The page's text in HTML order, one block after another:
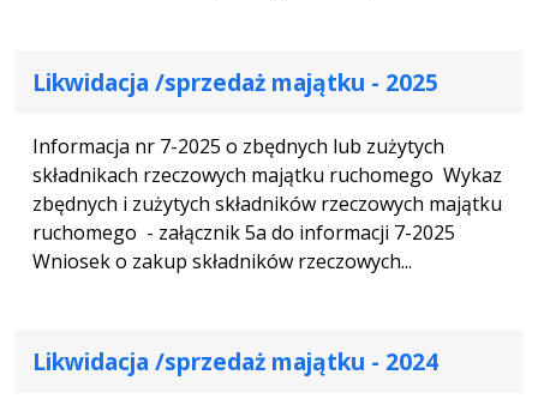
Likwidacja /sprzedaż majątku - 2025
Informacja nr 7-2025 o zbędnych lub zużytych
składnikach rzeczowych majątku ruchomego Wykaz
zbędnych i zużytych składników rzeczowych majątku
ruchomego - załącznik 5a do informacji 7-2025
Wniosek o zakup składników rzeczowych...
Likwidacja /sprzedaż majątku - 2024